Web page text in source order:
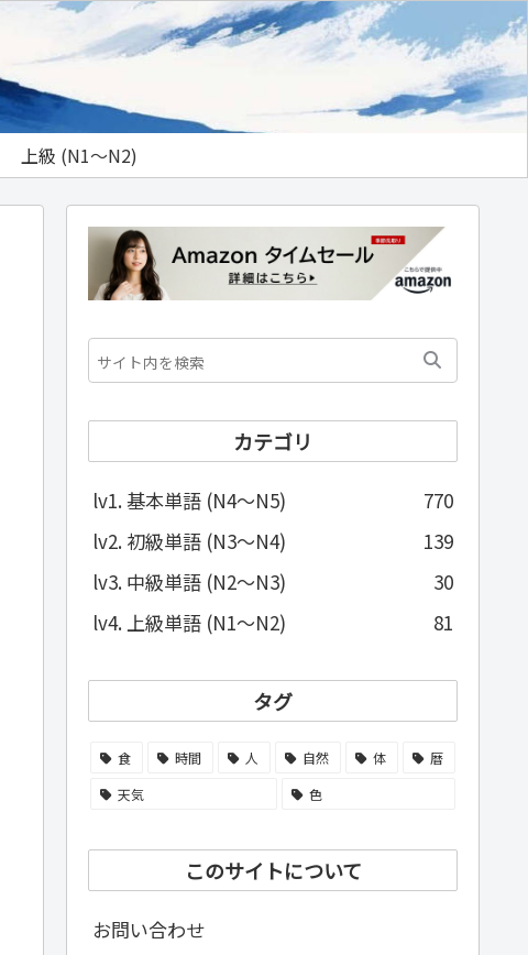
上級 (N1～N2)
カテゴリ
lv1. 基本単語 (N4～N5)
770
lv2. 初級単語 (N3～N4)
139
lv3. 中級単語 (N2～N3)
30
lv4. 上級単語 (N1～N2)
81
タグ
食 時間 人 自然 体
暦
天気
色
このサイトについて
お問い合わせ